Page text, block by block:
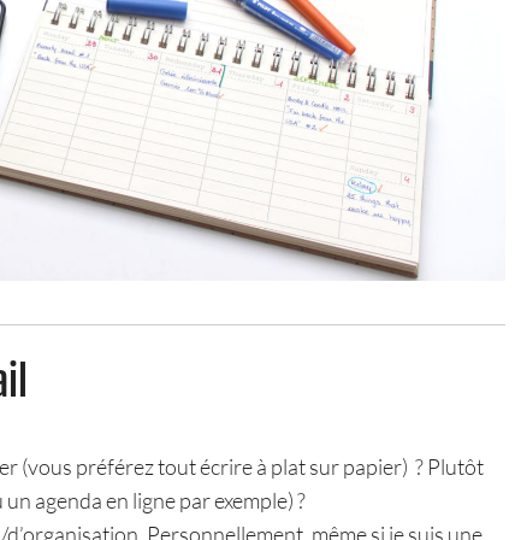
(vous préférez tout écrire à plat sur papier) ? Plutôt
agenda en ligne par exemple) ?
Personnellement, même si je suis une